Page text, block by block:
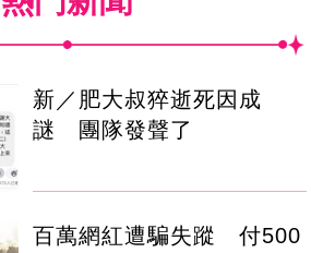
新／肥大叔猝逝死因成
謎 團隊發聲了
百萬網紅遭騙失蹤 付500